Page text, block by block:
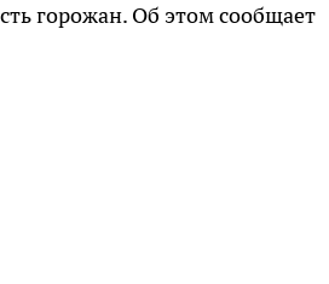
горожан. Об этом сообщает